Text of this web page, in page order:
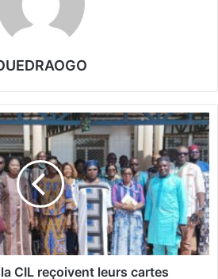
CIL reçoivent leurs cartes